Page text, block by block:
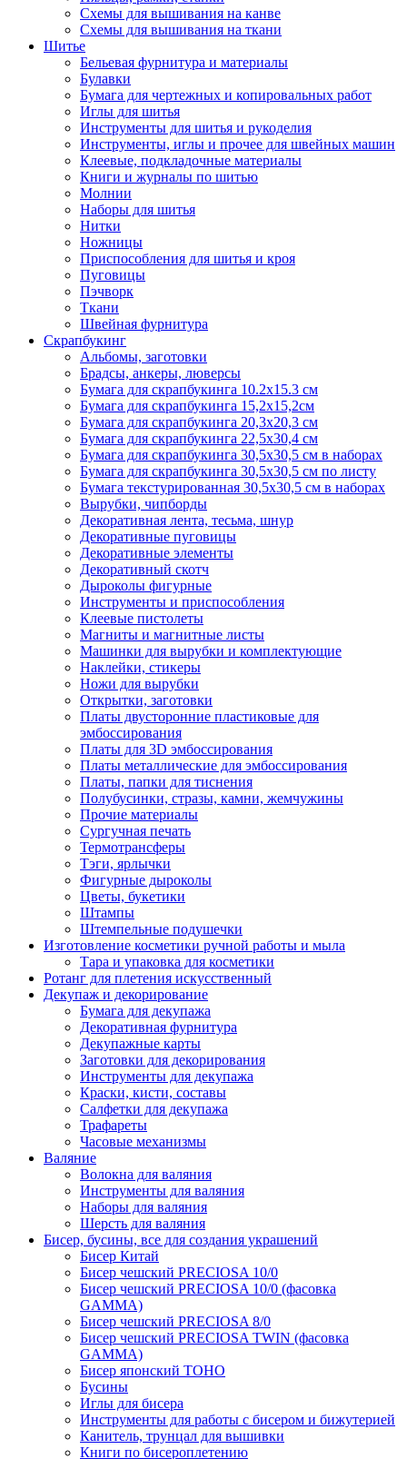
Схемы для вышивания на канве
Схемы для вышивания на ткани
Шитье
Бельевая фурнитура и материалы
Булавки
Бумага для чертежных и копировальных работ
Иглы для шитья
Инструменты для шитья и рукоделия
Инструменты, иглы и прочее для швейных машин
Клеевые, подкладочные материалы
Книги и журналы по шитью
Молнии
Наборы для шитья
Нитки
Ножницы
Приспособления для шитья и кроя
Пуговицы
Пэчворк
Ткани
Швейная фурнитура
Скрапбукинг
Альбомы, заготовки
Брадсы, анкеры, люверсы
Бумага для скрапбукинга 10.2х15.3 см
Бумага для скрапбукинга 15,2х15,2см
Бумага для скрапбукинга 20,3х20,3 см
Бумага для скрапбукинга 22,5х30,4 см
Бумага для скрапбукинга 30,5х30,5 см в наборах
Бумага для скрапбукинга 30,5х30,5 см по листу
Бумага текстурированная 30,5х30,5 см в наборах
Вырубки, чипборды
Декоративная лента, тесьма, шнур
Декоративные пуговицы
Декоративные элементы
Декоративный скотч
Дыроколы фигурные
Инструменты и приспособления
Клеевые пистолеты
Магниты и магнитные листы
Машинки для вырубки и комплектующие
Наклейки, стикеры
Ножи для вырубки
Открытки, заготовки
Платы двусторонние пластиковые для
эмбоссирования
Платы для 3D эмбоссирования
Платы металлические для эмбоссирования
Платы, папки для тиснения
Полубусинки, стразы, камни, жемчужины
Прочие материалы
Сургучная печать
Термотрансферы
Тэги, ярлычки
Фигурные дыроколы
Цветы, букетики
Штампы
Штемпельные подушечки
Изготовление косметики ручной работы и мыла
Тара и упаковка для косметики
Ротанг для плетения искусственный
Декупаж и декорирование
Бумага для декупажа
Декоративная фурнитура
Декупажные карты
Заготовки для декорирования
Инструменты для декупажа
Краски, кисти, составы
Салфетки для декупажа
Трафареты
Часовые механизмы
Валяние
Волокна для валяния
Инструменты для валяния
Наборы для валяния
Шерсть для валяния
Бисер, бусины, все для создания украшений
Бисер Китай
Бисер чешский PRECIOSA 10/0
Бисер чешский PRECIOSA 10/0 (фасовка
GAMMA)
Бисер чешский PRECIOSA 8/0
Бисер чешский PRECIOSA TWIN (фасовка
GAMMA)
Бисер японский TOHO
Бусины
Иглы для бисера
Инструменты для работы с бисером и бижутерией
Канитель, трунцал для вышивки
Книги по бисероплетению